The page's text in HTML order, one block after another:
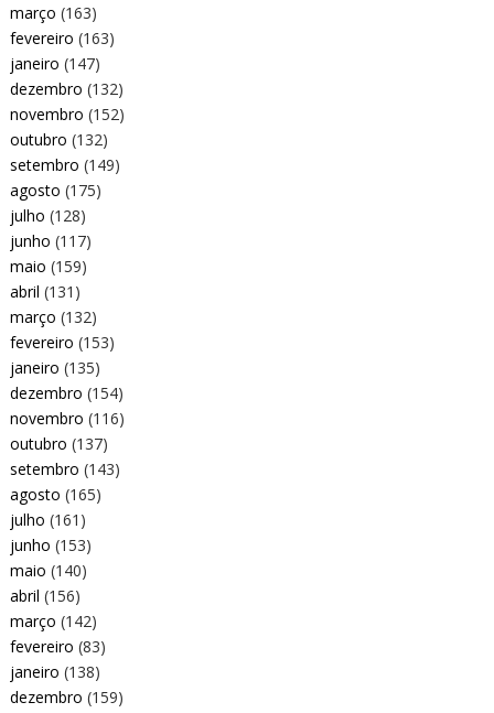
março (163)
fevereiro (163)
janeiro (147)
dezembro (132)
novembro (152)
outubro (132)
setembro (149)
agosto (175)
julho (128)
junho (117)
maio (159)
abril (131)
março (132)
fevereiro (153)
janeiro (135)
dezembro (154)
novembro (116)
outubro (137)
setembro (143)
agosto (165)
julho (161)
junho (153)
maio (140)
abril (156)
março (142)
fevereiro (83)
janeiro (138)
dezembro (159)